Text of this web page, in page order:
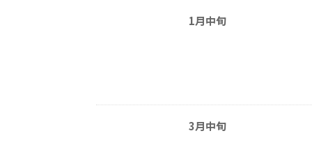
1月中旬
3月中旬